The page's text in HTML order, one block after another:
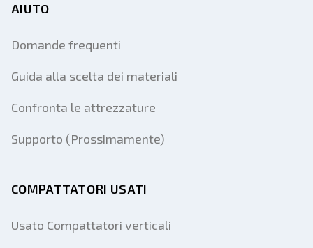
AIUTO
Domande frequenti
Guida alla scelta dei materiali
Confronta le attrezzature
Supporto (Prossimamente)
COMPATTATORI USATI
Usato Compattatori verticali